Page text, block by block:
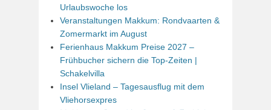
Urlaubswoche los
Veranstaltungen Makkum: Rondvaarten &
Zomermarkt im August
Ferienhaus Makkum Preise 2027 –
Frühbucher sichern die Top-Zeiten |
Schakelvilla
Insel Vlieland – Tagesausflug mit dem
Vliehorsexpres